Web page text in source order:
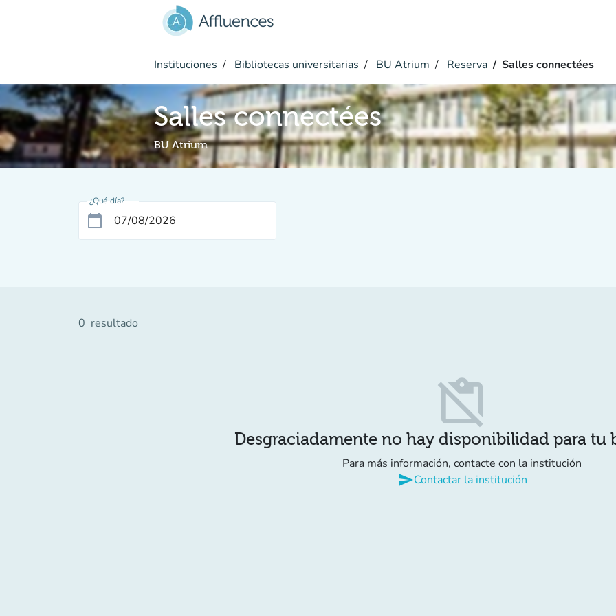
Instituciones Bibliotecas universitarias BU Atrium Reserva Salles connectées
Salles connectées
BU Atrium
¿Qué día?
calendar_today
0 resultado
content_paste_off
Desgraciadamente no hay disponibilidad para tu
Para más información, contacte con la institución
sendContactar la institución